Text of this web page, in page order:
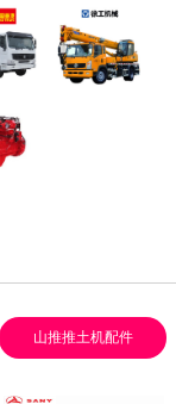
卸车
山推推土机配件